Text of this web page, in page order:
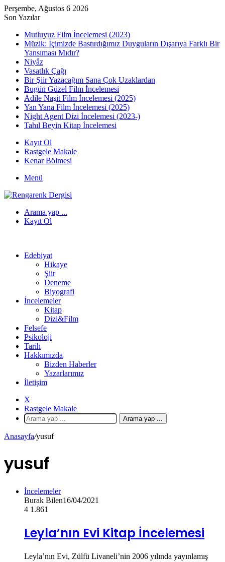
Perşembe, Ağustos 6 2026
Son Yazılar
Mutluyuz Film İncelemesi (2023)
Müzik: İçimizde Bastırdığımız Duyguların Dışarıya Farklı Bir
Yansıması Mıdır?
Niyâz
Vasatlık Çağı
Bir Şiir Yazacağım Sana Çok Uzaklardan
Bugün Güzel Film İncelemesi
Adile Naşit Film İncelemesi (2025)
Yan Yana Film İncelemesi (2025)
Night Agent Dizi İncelemesi (2023-)
Tahıl Beyin Kitap İncelemesi
Kayıt Ol
Rastgele Makale
Kenar Bölmesi
Menü
Arama yap ...
Kayıt Ol
Edebiyat
Hikaye
Şiir
Deneme
Biyografi
İncelemeler
Kitap
Dizi&Film
Felsefe
Psikoloji
Tarih
Hakkımızda
Bizden Haberler
Yazarlarımız
İletişim
X
Rastgele Makale
Arama yap ...
Anasayfa/yusuf
yusuf
İncelemeler
Burak Bilen16/04/2021
4 1.861
Leyla’nın Evi Kitap İncelemesi
Leyla’nın Evi, Zülfü Livaneli’nin 2006 yılında yayınlamış